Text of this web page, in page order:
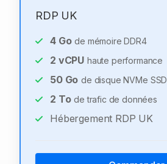
RDP UK
4Go de mémoire DDR4
2 vCPU haute performance
50Go de disque NVMe SSD
2 To de trafic de données
Hébergement RDP UK